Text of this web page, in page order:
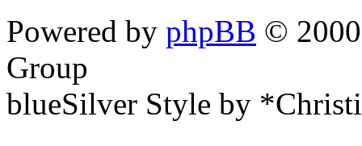
Powered by phpBB ©
Group
blueSilver Style by